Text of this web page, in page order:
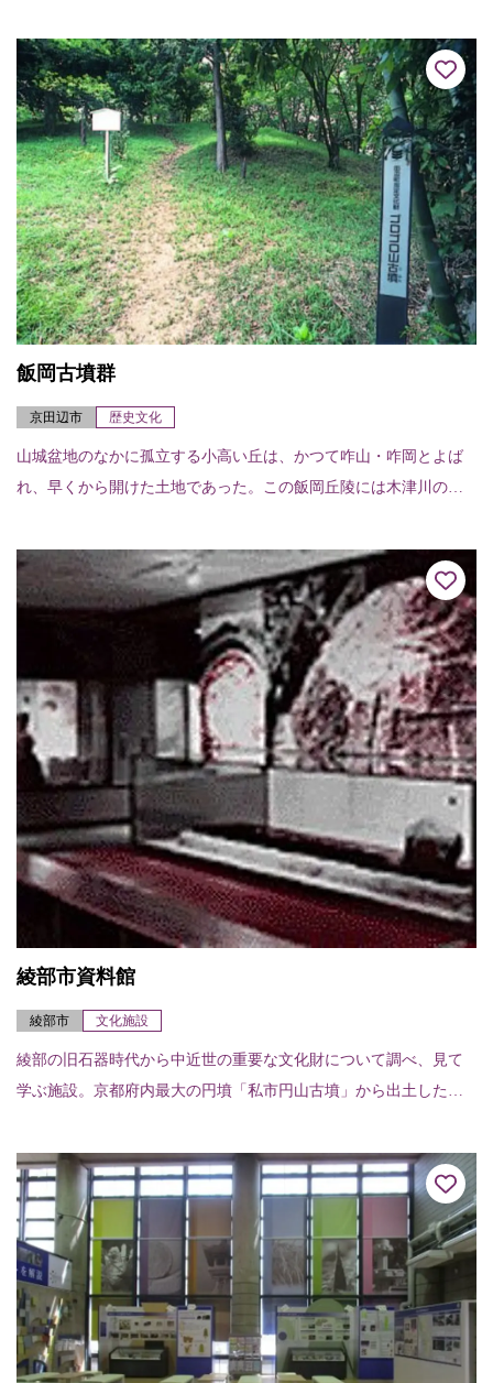
代末期築の広大な...
飯岡古墳群
京田辺市 歴史文化
山城盆地のなかに孤立する小高い丘は、かつて咋山・咋岡とよば
れ、早くから開けた土地であった。この飯岡丘陵には木津川の水
円墳の飯岡車塚古墳、...
綾部市資料館
綾部市 文化施設
綾部の旧石器時代から中近世の重要な文化財について調べ、見て
学ぶ施設。京都府内最大の円墳「私市円山古墳」から出土した甲